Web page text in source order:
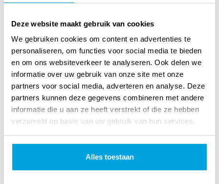
Deze website maakt gebruik van cookies
We gebruiken cookies om content en advertenties te
personaliseren, om functies voor social media te bieden
en om ons websiteverkeer te analyseren. Ook delen we
informatie over uw gebruik van onze site met onze
partners voor social media, adverteren en analyse. Deze
partners kunnen deze gegevens combineren met andere
informatie die u aan ze heeft verstrekt of die ze hebben
verzameld op basis van uw gebruik van hun services.
Alles toestaan
Peggy Jones bij Nella's ouders wonen. Ze is als een zus
voor Nella. Peggy wil Nella graag helpen, maar raakt zelf
ook verstrikt in het web van gevaar. Wie kan hen helpen als
het erop lijkt dat iedereen dodelijke geheimen bewaart...?
Specificaties
Titel: Standvastig
Hardback, Paperback